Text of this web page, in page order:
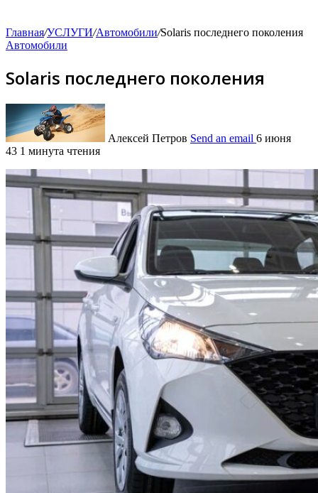
Главная/УСЛУГИ/Автомобили/Solaris последнего поколения
Автомобили
Solaris последнего поколения
Алексей Петров Send an email 6 июня
43 1 минута чтения